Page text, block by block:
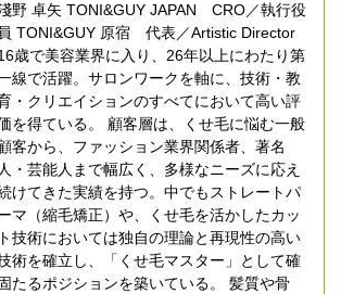
野 卓矢 TONI&GUY JAPAN CRO／執行役
員 TONI&GUY 原宿 代表／Artistic Director
歳で美容業界に入り、26年以上にわたり第
線で活躍。サロンワークを軸に、技術・教
・クリエイションのすべてにおいて高い評
を得ている。 顧客層は、くせ毛に悩む一般
客から、ファッション業界関係者、著名
人・芸能人まで幅広く、多様なニーズに応え
けてきた実績を持つ。中でもストレートパ
マ（縮毛矯正）や、くせ毛を活かしたカッ
ト技術においては独自の理論と再現性の高い
術を確立し、「くせ毛マスター」として確
たるポジションを築いている。 髪質や骨